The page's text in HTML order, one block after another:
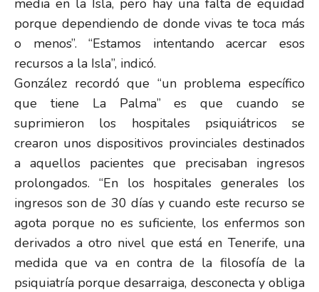
media en la Isla, pero hay una falta de equidad
porque dependiendo de donde vivas te toca más
o menos”. “Estamos intentando acercar esos
recursos a la Isla”, indicó.
González recordó que “un problema específico
que tiene La Palma” es que cuando se
suprimieron los hospitales psiquiátricos se
crearon unos dispositivos provinciales destinados
a aquellos pacientes que precisaban ingresos
prolongados. “En los hospitales generales los
ingresos son de 30 días y cuando este recurso se
agota porque no es suficiente, los enfermos son
derivados a otro nivel que está en Tenerife, una
medida que va en contra de la filosofía de la
psiquiatría porque desarraiga, desconecta y obliga